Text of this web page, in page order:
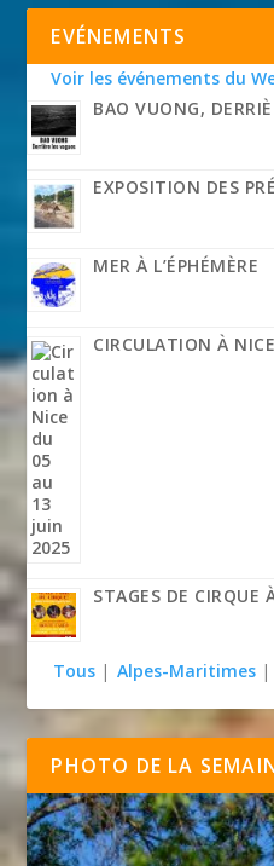
EVÉNEMENTS
Voir les événements du
BAO VUONG,
EXPOSITION DES
MER À L’ÉPHÉMÈRE
CIRCULATION À
STAGES DE CIRQUE
Tous | Alpes-Maritimes |
PHOTO DE LA